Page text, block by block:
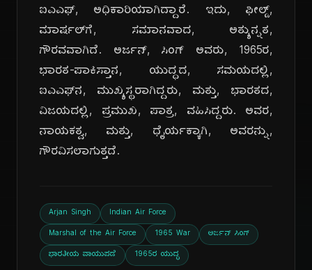
ಐಎಎಫ್, ಅಧಿಕಾರಿಯಾಗಿದ್ದಾರೆ. ಇದು, ಫೀಲ್ಡ್,
ಮಾರ್ಷಲ್‌ಗೆ, ಸಮಾನವಾದ, ಅತ್ಯುನ್ನತ,
ಗೌರವವಾಗಿದೆ. ಅರ್ಜನ್, ಸಿಂಗ್ ಅವರು, 1965ರ,
ಭಾರತ-ಪಾಕಿಸ್ತಾನ, ಯುದ್ಧದ, ಸಮಯದಲ್ಲಿ,
ಐಎಎಫ್‌ನ, ಮುಖ್ಯಸ್ಥರಾಗಿದ್ದರು, ಮತ್ತು, ಭಾರತದ,
ವಿಜಯದಲ್ಲಿ, ಪ್ರಮುಖ, ಪಾತ್ರ, ವಹಿಸಿದ್ದರು. ಅವರ,
ನಾಯಕತ್ವ, ಮತ್ತು, ಧೈರ್ಯಕ್ಕಾಗಿ, ಅವರನ್ನು,
ಗೌರವಿಸಲಾಗುತ್ತದೆ.
Arjan Singh Indian Air Force
Marshal of the Air Force 1965 War ಅರ್ಜನ್ ಸಿಂಗ್
ಭಾರತೀಯ ವಾಯುಪಡೆ 1965ರ ಯುದ್ಧ